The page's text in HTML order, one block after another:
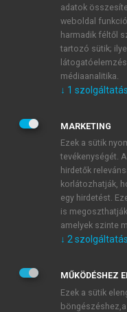
E-MAIL-CÍM
JELSZÓ
JELSZÓ ÚJRA
Kérek értesítést a
Kérek értesítést az
Adatkezelési
veszem és
Általános
adatok
weboldal
harmadik féltől
tartozó sütik;
médiaanalitika.
↓ 1 szolgáltatás
MARKETING
Ezek a sütik
tevékenységét.
hirdetők
korlátozhatják,
egy hirdetést.
is
amelyek szinte
↓ 2 szolgáltatás
MŰKÖDÉSHEZ
Ezek a sütik